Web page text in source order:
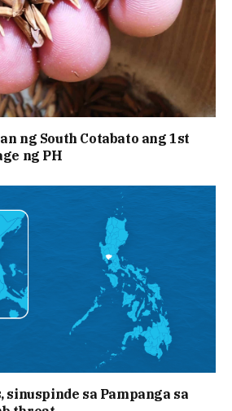
ng South Cotabato ang 1st
ng PH
sinuspinde sa Pampanga sa